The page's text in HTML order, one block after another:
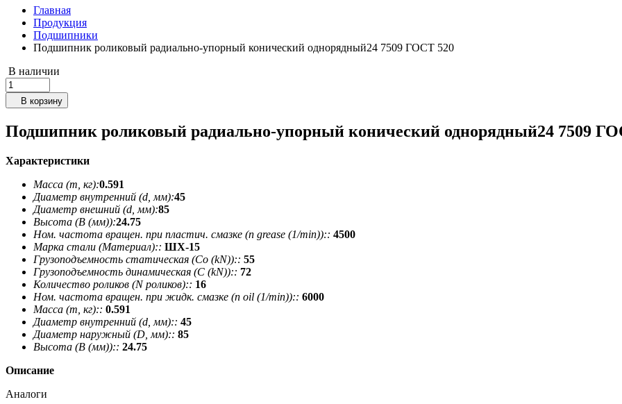
Главная
Продукция
Подшипники
Подшипник роликовый радиально-упорный конический однорядный24 7509 ГОСТ 520
В наличии
В корзину
Подшипник роликовый радиально-упорный конический однорядный24 7509
Характеристики
Масса (m, кг):0.591
Диаметр внутренний (d, мм):45
Диаметр внешний (d, мм):85
Высота (В (мм)):24.75
Ном. частота вращен. при пластич. смазке (n grease (1/min)):: 4500
Марка стали (Материал):: ШХ-15
Грузоподъемность статическая (Co (kN)):: 55
Грузоподъемность динамическая (C (kN)):: 72
Количество роликов (N роликов):: 16
Ном. частота вращен. при жидк. смазке (n oil (1/min)):: 6000
Масса (m, кг):: 0.591
Диаметр внутренний (d, мм):: 45
Диаметр наружный (D, мм):: 85
Высота (В (мм)):: 24.75
Описание
Аналоги